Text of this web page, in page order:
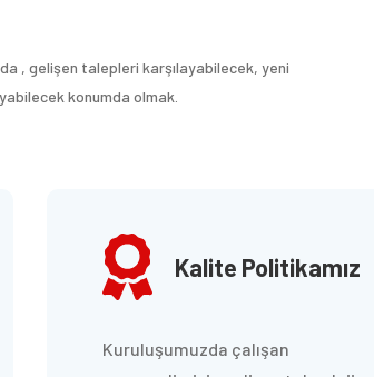
, gelişen talepleri karşılayabilecek, yeni
konumda olmak.
Kalite Politikamız
Kuruluşumuzda çalışan